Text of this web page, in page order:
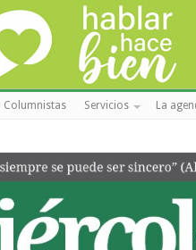
Columnistas Servicios La